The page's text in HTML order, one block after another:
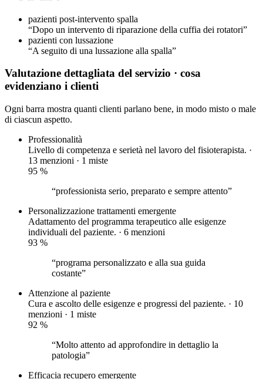
pazienti post-intervento spalla
“Dopo un intervento di riparazione della cuffia dei rotatori”
pazienti con lussazione
“A seguito di una lussazione alla spalla”
Valutazione dettagliata del servizio · cosa
evidenziano i clienti
Ogni barra mostra quanti clienti parlano bene, in modo misto o male
di ciascun aspetto.
Professionalità
Livello di competenza e serietà nel lavoro del fisioterapista. ·
13 menzioni · 1 miste
95 %
“professionista serio, preparato e sempre attento”
Personalizzazione trattamenti emergente
Adattamento del programma terapeutico alle esigenze
individuali del paziente. · 6 menzioni
93 %
“programa personalizzato e alla sua guida
costante”
Attenzione al paziente
Cura e ascolto delle esigenze e progressi del paziente. · 10
menzioni · 1 miste
92 %
“Molto attento ad approfondire in dettaglio la
patologia”
Efficacia recupero emergente